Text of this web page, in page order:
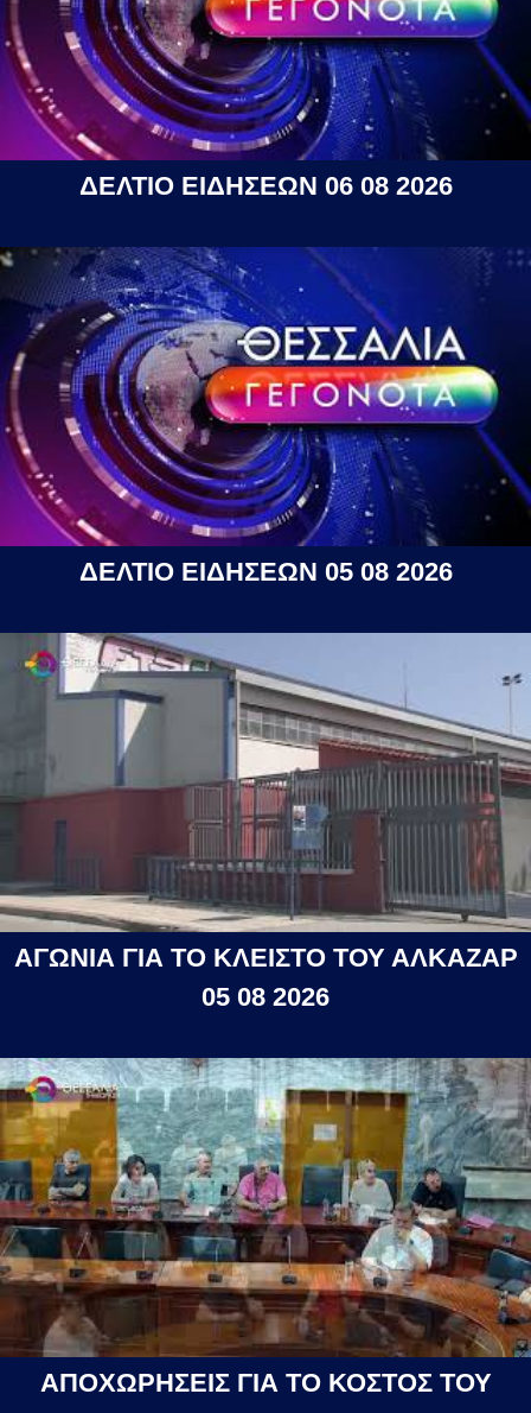
ΔΕΛΤΙΟ ΕΙΔΗΣΕΩΝ 06 08 2026
ΔΕΛΤΙΟ ΕΙΔΗΣΕΩΝ 05 08 2026
ΑΓΩΝΙΑ ΓΙΑ ΤΟ ΚΛΕΙΣΤΟ ΤΟΥ ΑΛΚΑΖΑΡ
05 08 2026
ΑΠΟΧΩΡΗΣΕΙΣ ΓΙΑ ΤΟ ΚΟΣΤΟΣ ΤΟΥ